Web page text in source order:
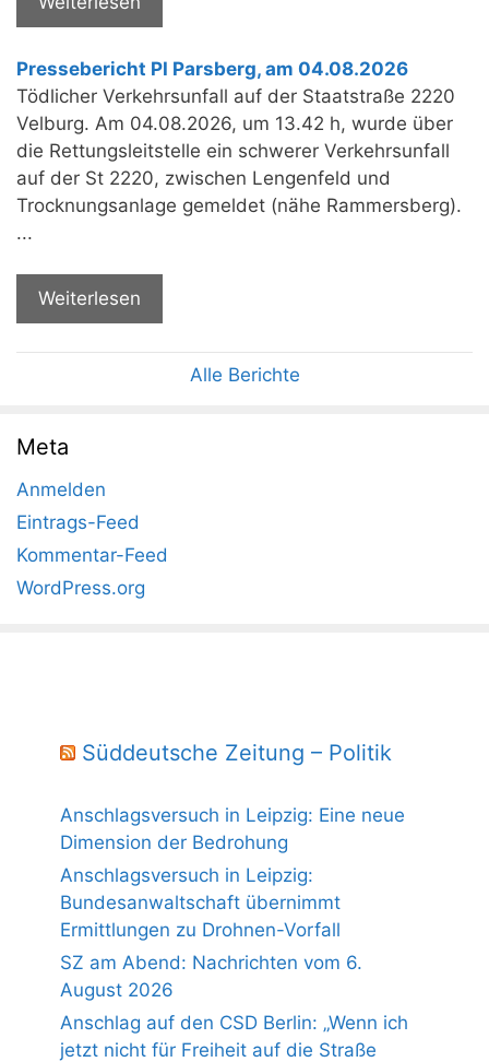
Pressebericht PI Parsberg, am 04.08.2026
Tödlicher Verkehrsunfall auf der Staatstraße 2220
Velburg. Am 04.08.2026, um 13.42 h, wurde über
die Rettungsleitstelle ein schwerer Verkehrsunfall
auf der St 2220, zwischen Lengenfeld und
Trocknungsanlage gemeldet (nähe Rammersberg).
...
Weiterlesen
Alle Berichte
Meta
Anmelden
Eintrags-Feed
Kommentar-Feed
WordPress.org
Süddeutsche Zeitung – Politik
Anschlagsversuch in Leipzig: Eine neue
Dimension der Bedrohung
Anschlagsversuch in Leipzig:
Bundesanwaltschaft übernimmt
Ermittlungen zu Drohnen-Vorfall
SZ am Abend: Nachrichten vom 6.
August 2026
Anschlag auf den CSD Berlin: „Wenn ich
jetzt nicht für Freiheit auf die Straße